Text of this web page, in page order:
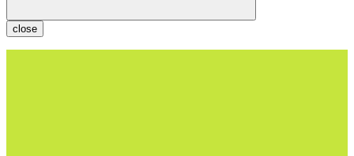
close